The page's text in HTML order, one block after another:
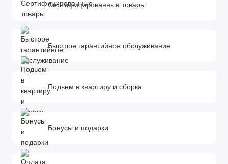
Сертифицированные товары
Быстрое гарантийное обслуживание
Подьем в квартиру и сборка
Бонусы и подарки